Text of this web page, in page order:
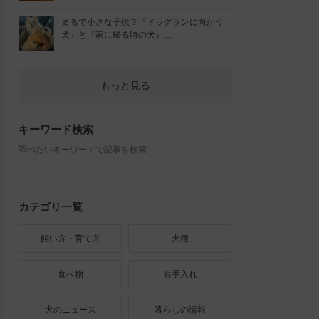
まるで小さな子供？『ドッグランに向かう
犬』と『家に帰る時の犬』…
もっと見る
キーワード検索
調べたいキーワードで記事を検索
カテゴリ一覧
飼い方・育て方 犬種
食べ物 お手入れ
犬のニュース 暮らしの情報